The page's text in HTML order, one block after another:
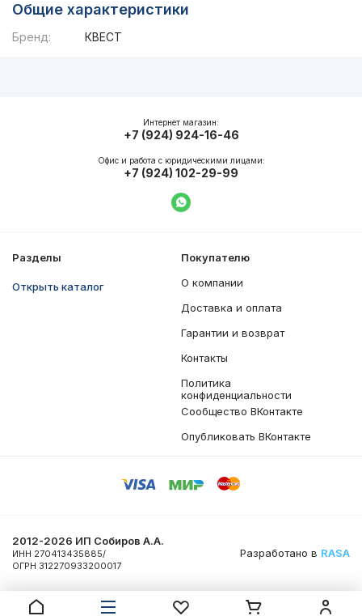
Общие характеристики
Бренд: КВЕСТ
Разделы
Открыть каталог
Покупателю
О компании
Доставка и оплата
Гарантии и возврат
Контакты
Политика
конфиденциальности
Сообщество ВКонтакте
Опубликовать ВКонтакте
Интернет магазин:
+7 (924) 924-16-46
Офис и работа с юридическими лицами:
+7 (924) 102-29-99
Написать в WhatsApp
2012-2026 ИП Собиров А.А.
ИНН 270413435885/
ОГРН 312270933200017
Разработано в RASA